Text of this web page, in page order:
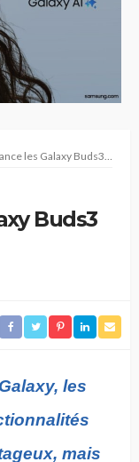
Galaxy Buds3 FE avec Galaxy AI
Buds3
les
mais